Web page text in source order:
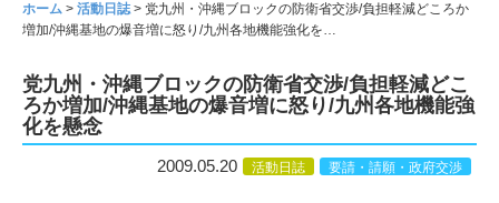
ホーム > 活動日誌> 党九州・沖縄ブロックの防衛省交渉/負担軽減どころか
増加/沖縄基地の爆音増に怒り/九州各地機能強化を…
党九州・沖縄ブロックの防衛省交渉/負担軽減どこ
ろか増加/沖縄基地の爆音増に怒り/九州各地機能強
化を懸念
2009.05.20 活動日誌 要請・請願・政府交渉